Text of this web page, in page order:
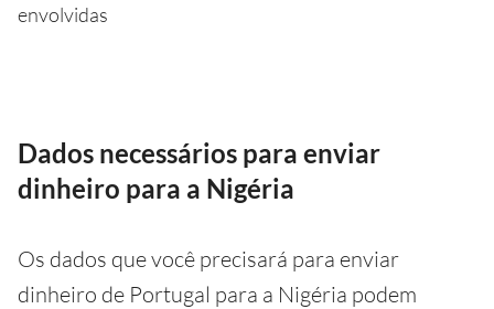
envolvidas
Dados necessários para enviar
dinheiro para a Nigéria
Os dados que você precisará para enviar
dinheiro de Portugal para a Nigéria podem